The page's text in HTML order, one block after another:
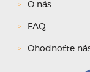
O nás
FAQ
Ohodnoťte